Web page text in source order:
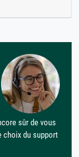
sûr de vous
choix du support